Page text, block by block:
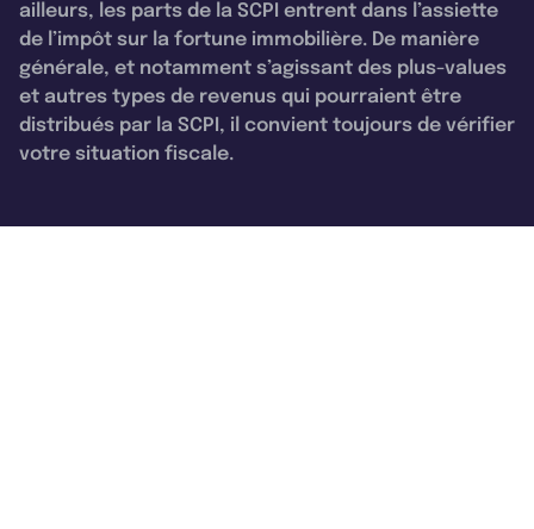
ailleurs, les parts de la SCPI entrent dans l’assiette
de l’impôt sur la fortune immobilière. De manière
générale, et notamment s’agissant des plus-values
et autres types de revenus qui pourraient être
distribués par la SCPI, il convient toujours de vérifier
votre situation fiscale.